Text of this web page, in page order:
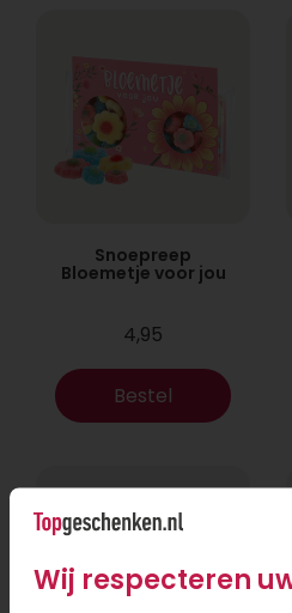
Snoepreep
Bloemetje voor jou
4,95
Bestel
beschikbaar
Wij respecteren